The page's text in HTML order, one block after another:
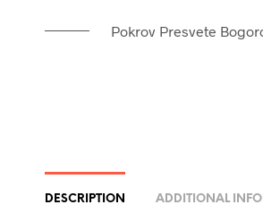
Pokrov Presvete
DESCRIPTION ADDITIONAL